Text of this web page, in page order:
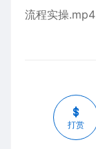
流程实操
打赏